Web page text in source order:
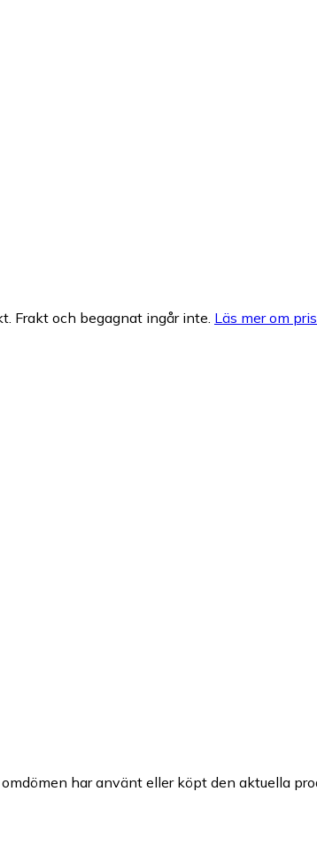
Frakt och begagnat ingår inte. Läs mer om
har använt eller köpt den aktuella